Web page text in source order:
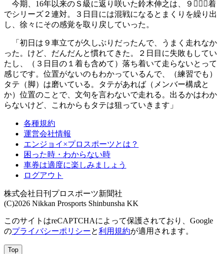
今期、16年以来のＳ級に返り咲いた鈴木伸之は、９   着
でシリーズ２連対。３日目には混戦になるとまくりを繰り出
し、徐々にその感覚を取り戻していった。
「初日は９車立てが久しぶりだったんで、うまく走れなか
った。けど、だんだんと慣れてきた。２日目に失敗もしてい
たし、（３日目の１着も含めて）落ち着いて走らないとって
感じです。位置がないのもわかっているんで、（練習でも）
タテ（脚）は磨いている。タテがあれば（メンバー構成と
か）位置のことで、文句を言わないで走れる。出るかはわか
らないけど、これからもタテは狙っていきます」
各種規約
運営会社情報
エンジョイ×プロスポーツとは？
困った時・わからない時
車券は適度に楽しみましょう
ログアウト
株式会社日刊プロスポーツ新聞社
(C)2026 Nikkan Prosports Shinbunsha KK
このサイトはreCAPTCHAによって保護されており、Google
のプライバシーポリシーと利用規約が適用されます。
Top